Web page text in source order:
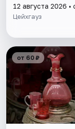
12 августа 2026 •
Цейхгауз
от 60 ₽